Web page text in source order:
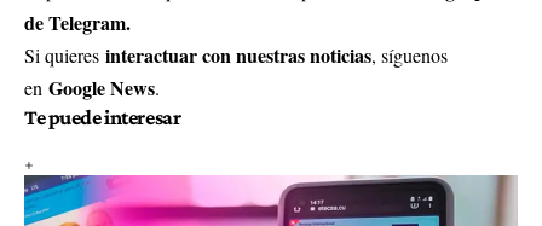
de Telegram.
Si quieres interactuar con nuestras noticias, síguenos
en Google News.
Te puede interesar